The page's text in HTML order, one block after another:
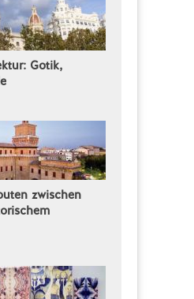
Gotik,
zwischen